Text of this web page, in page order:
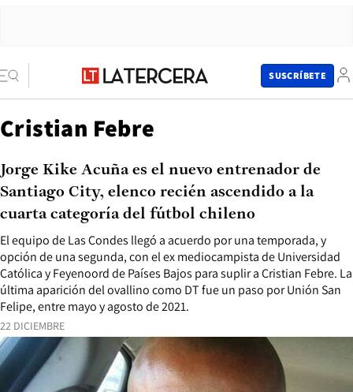
SUSCRÍBETE
Cristian Febre
22 DICIEMBRE
El equipo de Las Condes llegó a acuerdo por una temporada, y
opción de una segunda, con el ex mediocampista de Universidad
Católica y Feyenoord de Países Bajos para suplir a Cristian Febre. La
última aparición del ovallino como DT fue un paso por Unión San
Felipe, entre mayo y agosto de 2021.
Jorge Kike Acuña es el nuevo entrenador de
Santiago City, elenco recién ascendido a la
cuarta categoría del fútbol chileno